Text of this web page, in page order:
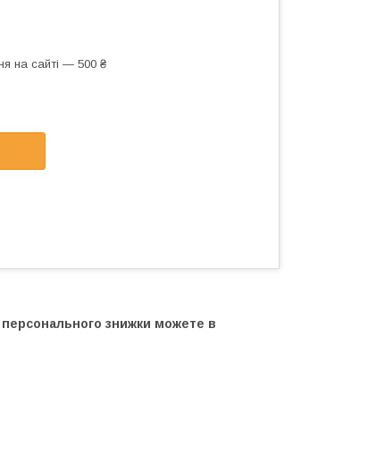
на сайті — 500 ₴
персонального знижки можете в